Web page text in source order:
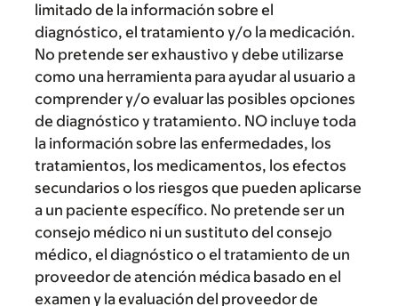
limitado de la información sobre el
diagnóstico, el tratamiento y/o la medicación.
No pretende ser exhaustivo y debe utilizarse
como una herramienta para ayudar al usuario a
comprender y/o evaluar las posibles opciones
de diagnóstico y tratamiento. NO incluye toda
la información sobre las enfermedades, los
tratamientos, los medicamentos, los efectos
secundarios o los riesgos que pueden aplicarse
a un paciente específico. No pretende ser un
consejo médico ni un sustituto del consejo
médico, el diagnóstico o el tratamiento de un
proveedor de atención médica basado en el
examen y la evaluación del proveedor de